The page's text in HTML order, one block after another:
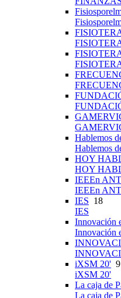
Hablemos
Hablemos
HOY
HOY
IEEEn
IEEEn
IES 18
IES
Innovación
Innovación
iXSM 20' 9
iXSM 20'
La caja de
La caja de